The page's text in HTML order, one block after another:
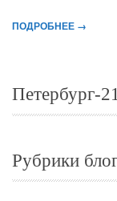
ПОДРОБНЕЕ →
Петербург-
Рубрики